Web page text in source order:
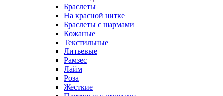
Браслеты
На красной нитке
Браслеты с шармами
Кожаные
Текстильные
Литьевые
Рамзес
Лайм
Роза
Жесткие